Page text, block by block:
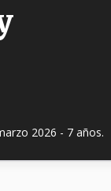
2026 - 7 años.